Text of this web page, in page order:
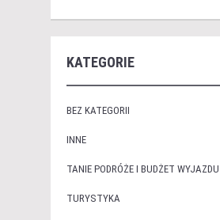
KATEGORIE
BEZ KATEGORII
INNE
TANIE PODRÓŻE I BUDŻET WYJAZDU
TURYSTYKA